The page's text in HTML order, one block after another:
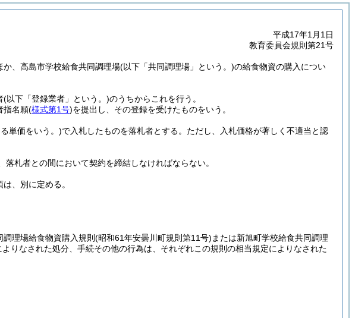
平成17年1月1日
教育委員会規則第21号
か、高島市学校給食共同調理場(以下「共同調理場」という。)の給食物資の購入につい
(以下「登録業者」という。)のうちからこれを行う。
指名願(様式第1号)を提出し、その登録を受けたものをいう。
る単価をいう。)で入札したものを落札者とする。 ただし、入札価格が著しく不適当と認
落札者との間において契約を締結しなければならない。
、別に定める。
理場給食物資購入規則 (昭和61年安曇川町規則第11号) または新旭町学校給食共同調理
よりなされた処分、手続その他の行為は、それぞれこの規則の相当規定によりなされた